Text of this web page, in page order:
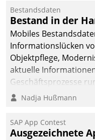
Bestandsdaten
Bestand in der
Mobiles
Informationslücken
Objektpflege,
aktuelle
Geschäftsprozesse
Nadja Hußmann
SAP App Contest
Ausgezeichnete